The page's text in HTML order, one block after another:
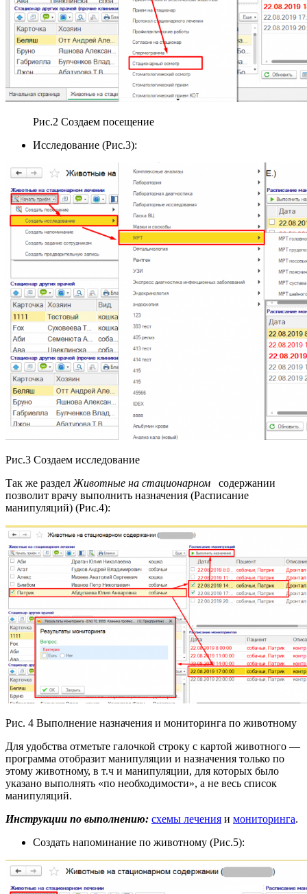
Рис.2 Создаем посещение
Исследование (Рис.3):
Рис.3 Создаем исследование
Так же раздел Животные на стационарном
содержании
позволит врачу выполнить назначения (Расписание
манипуляций) (Рис.4):
Рис. 4 Выполнение назначения и мониторинга по животному
Для удобства отметьте галочкой строку с картой животного —
программа отобразит манипуляции и назначения только по
этому животному, в т.ч и манипуляции, для которых было
указано выполнять «по необходимости», а не весь список
манипуляций.
Инструкции по выполнению: схемы лечения и мониторинга.
Создать напоминание по животному (Рис.5):